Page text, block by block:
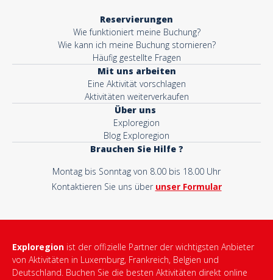
Reservierungen
Wie funktioniert meine Buchung?
Wie kann ich meine Buchung stornieren?
Häufig gestellte Fragen
Mit uns arbeiten
Eine Aktivität vorschlagen
Aktivitäten weiterverkaufen
Über uns
Exploregion
Blog Exploregion
Brauchen Sie Hilfe ?
Montag bis Sonntag von 8.00 bis 18.00 Uhr
Kontaktieren Sie uns über unser Formular
Exploregion ist der offizielle Partner der wichtigsten Anbieter
von Aktivitäten in Luxemburg, Frankreich, Belgien und
Deutschland. Buchen Sie die besten Aktivitäten direkt online